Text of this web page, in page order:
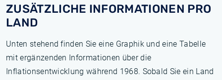
ZUSÄTZLICHE INFORMATIONEN PRO
LAND
Unten stehend finden Sie eine Graphik und eine Tabelle
mit ergänzenden Informationen über die
Inflationsentwicklung während 1968. Sobald Sie ein Land